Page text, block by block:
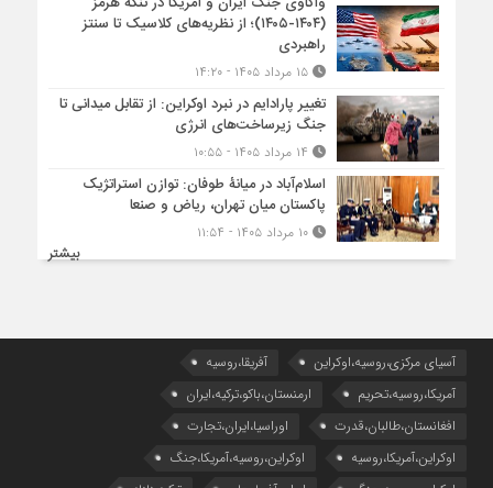
(۱۴۰۴-۱۴۰۵)؛ از نظریه‌های کلاسیک تا سنتز
راهبردی
۱۵ مرداد ۱۴۰۵ - ۱۴:۲۰
تغییر پارادایم در نبرد اوکراین: از تقابل میدانی تا
جنگ زیرساخت‌های انرژی
اسلام‌آباد در میانۀ طوفان: توازن استراتژیک
پاکستان میان تهران، ریاض و صنعا
۱۰ مرداد ۱۴۰۵ - ۱۱:۵۴
بیشتر
آسیای مرکزی،روسیه،اوکراین
آفریقا،روسیه
آمریکا،روسیه،تحریم
ارمنستان،باکو،ترکیه،ایران
افغانستان،طالبان،قدرت
اوراسیا،ایران،تجارت
اوکراین،آمریکا،روسیه
اوکراین،روسیه،آمریکا،جنگ